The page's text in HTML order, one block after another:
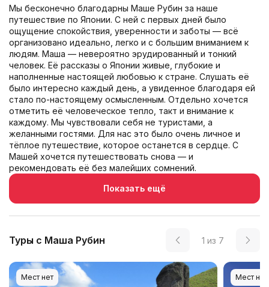
Мы бесконечно благодарны Маше Рубин за наше
путешествие по Японии. С ней с первых дней было
ощущение спокойствия, уверенности и заботы — всё
организовано идеально, легко и с большим вниманием к
людям. Маша — невероятно эрудированный и тонкий
человек. Её рассказы о Японии живые, глубокие и
наполненные настоящей любовью к стране. Слушать её
было интересно каждый день, а увиденное благодаря ей
стало по-настоящему осмысленным. Отдельно хочется
отметить её человеческое тепло, такт и внимание к
каждому. Мы чувствовали себя не туристами, а
желанными гостями. Для нас это было очень личное и
тёплое путешествие, которое останется в сердце. С
Машей хочется путешествовать снова — и
рекомендовать её без малейших сомнений.
Показать ещё
Туры с Маша Рубин 1 из 7
Мест нет Мест нет